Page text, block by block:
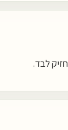
לבד.